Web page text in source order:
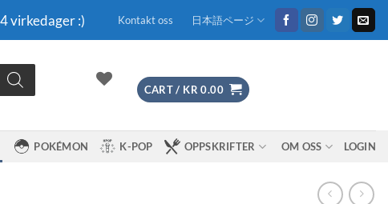
virkedager :) Kontakt oss 日本語ページ
CART / KR 0.00
POKÉMON K-POP OPPSKRIFTER OM OSS LOGIN